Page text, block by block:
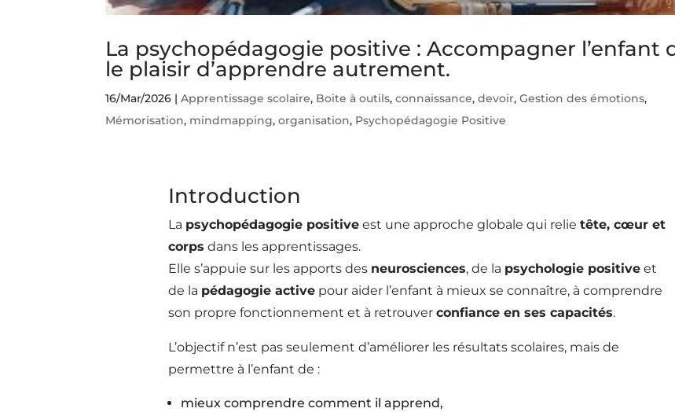
La psychopédagogie positive : Accompagner l’enfant
le plaisir d’apprendre autrement.
16/Mar/2026 |Apprentissage scolaire, Boite à outils,connaissance,devoir,Gestion des émotions,
Mémorisation, mindmapping,organisation, Psychopédagogie Positive
Introduction
La psychopédagogie positive est une approche globale qui relie tête, cœur et
corps dans les apprentissages.
Elle s’appuie sur les apports des neurosciences, de la psychologie positive et
de la pédagogie active pour aider l’enfant à mieux se connaître, à comprendre
son propre fonctionnement et à retrouver confiance en ses capacités.
L’objectif n’est pas seulement d’améliorer les résultats scolaires, mais de
permettre à l’enfant de :
mieux comprendre comment il apprend,